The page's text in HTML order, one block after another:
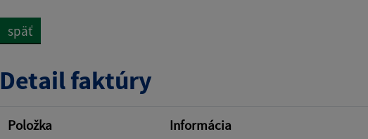
Suma od:
späť
Detail faktúry
Položka Informácia